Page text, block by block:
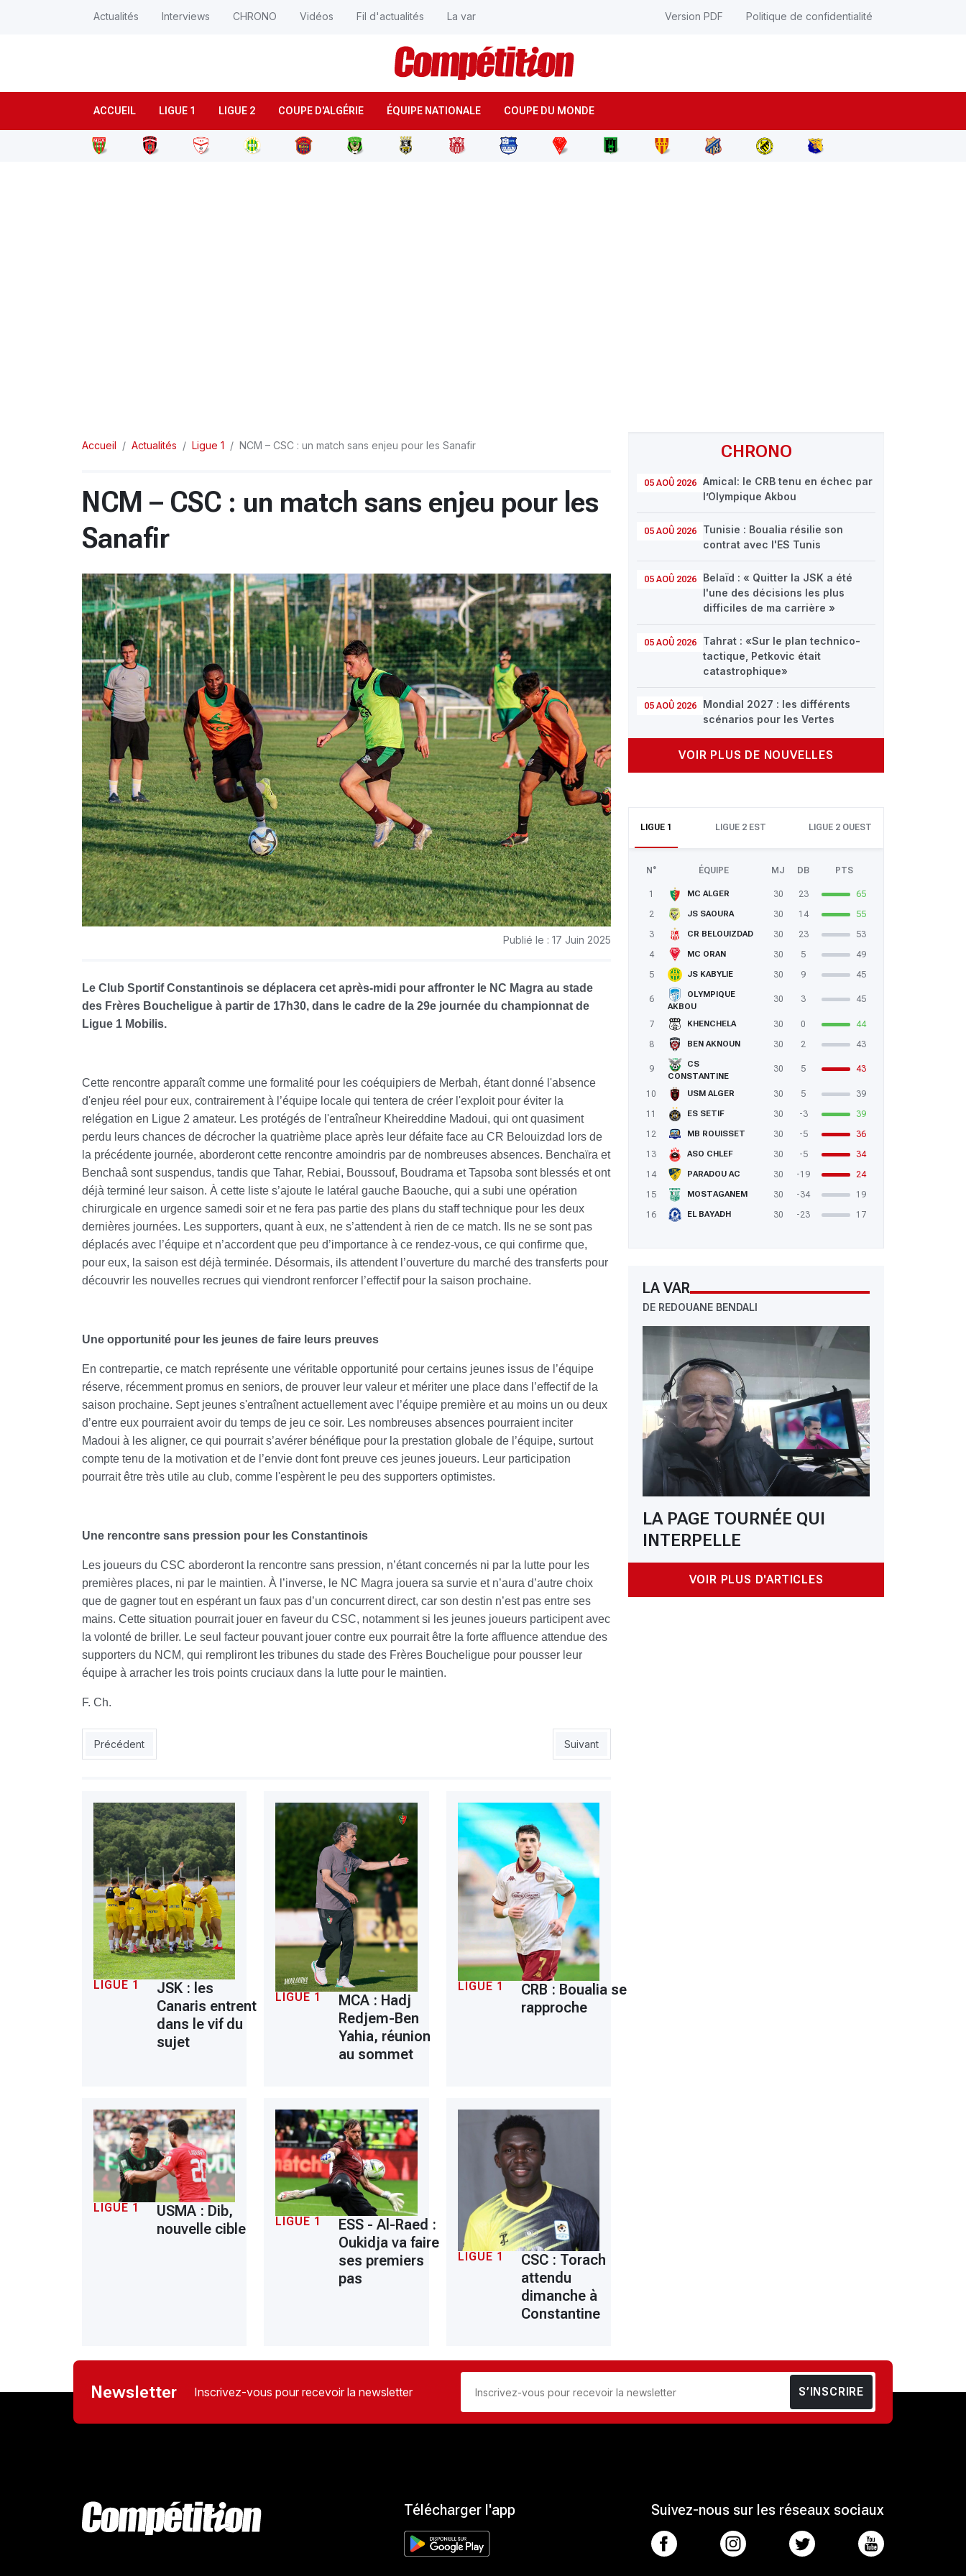
ACCUEIL LIGUE 1 LIGUE 2 COUPE D'ALGÉRIE ÉQUIPE NATIONALE COUPE DU MONDE
Actualités Interviews CHRONO Vidéos Fil d'actualités La var Version PDF Politique de confidentialité
CHRONO
05 AOÛ 2026
Amical: le CRB tenu en échec par
l’Olympique Akbou
05 AOÛ 2026
Tunisie : Boualia résilie son
contrat avec l'ES Tunis
05 AOÛ 2026
Belaïd : « Quitter la JSK a été
l'une des décisions les plus
difficiles de ma carrière »
05 AOÛ 2026
Tahrat : «Sur le plan technico-
tactique, Petkovic était
catastrophique»
05 AOÛ 2026
Mondial 2027 : les différents
scénarios pour les Vertes
VOIR PLUS DE NOUVELLES
LIGUE 1 LIGUE 2 EST LIGUE 2 OUEST
N° ÉQUIPE MJ DB PTS
1 MC ALGER 30 23
65
2
JS SAOURA 30 14
55
3
CR BELOUIZDAD 30 23
53
4
MC ORAN 30 5
49
5
JS KABYLIE 30 9 45
6
OLYMPIQUE
AKBOU
30 3 45
7 KHENCHELA 30 0
44
8
BEN AKNOUN 30 2 43
9
CS
CONSTANTINE
30 5 43
10 USM ALGER 30 5
39
11
ES SETIF 30 -3
39
12
MB ROUISSET 30 -5
36
13
ASO CHLEF 30 -5
34
14
PARADOU AC 30 -19
24
15
MOSTAGANEM 30 -34
19
16
EL BAYADH 30 -23 17
LA VAR
DE REDOUANE BENDALI
LA PAGE TOURNÉE QUI
INTERPELLE
VOIR PLUS D'ARTICLES
Accueil Actualités Ligue 1 NCM – CSC : un match sans enjeu pour les Sanafir
NCM – CSC : un match sans enjeu pour les
Sanafir
Publié le : 17 Juin 2025
Le Club Sportif Constantinois se déplacera cet après-midi pour affronter le NC Magra au stade
des Frères Boucheligue à partir de 17h30, dans le cadre de la 29e journée du championnat de
Ligue 1 Mobilis.
Cette rencontre apparaît comme une formalité pour les coéquipiers de Merbah, étant donné l'absence
d'enjeu réel pour eux, contrairement à l’équipe locale qui tentera de créer l'exploit pour éviter la
relégation en Ligue 2 amateur. Les protégés de l'entraîneur Kheireddine Madoui, qui ont quasiment
perdu leurs chances de décrocher la quatrième place après leur défaite face au CR Belouizdad lors de
la précédente journée, aborderont cette rencontre amoindris par de nombreuses absences. Benchaïra et
Benchaâ sont suspendus, tandis que Tahar, Rebiai, Boussouf, Boudrama et Tapsoba sont blessés et ont
déjà terminé leur saison. À cette liste s’ajoute le latéral gauche Baouche, qui a subi une opération
chirurgicale en urgence samedi soir et ne fera pas partie des plans du staff technique pour les deux
dernières journées. Les supporters, quant à eux, ne s’attendent à rien de ce match. Ils ne se sont pas
déplacés avec l’équipe et n’accordent que peu d’importance à ce rendez-vous, ce qui confirme que,
pour eux, la saison est déjà terminée. Désormais, ils attendent l’ouverture du marché des transferts pour
découvrir les nouvelles recrues qui viendront renforcer l’effectif pour la saison prochaine.
Une opportunité pour les jeunes de faire leurs preuves
En contrepartie, ce match représente une véritable opportunité pour certains jeunes issus de l’équipe
réserve, récemment promus en seniors, de prouver leur valeur et mériter une place dans l’effectif de la
saison prochaine. Sept jeunes s'entraînent actuellement avec l’équipe première et au moins un ou deux
d’entre eux pourraient avoir du temps de jeu ce soir. Les nombreuses absences pourraient inciter
Madoui à les aligner, ce qui pourrait s’avérer bénéfique pour la prestation globale de l’équipe, surtout
compte tenu de la motivation et de l’envie dont font preuve ces jeunes joueurs. Leur participation
pourrait être très utile au club, comme l'espèrent le peu des supporters optimistes.
Une rencontre sans pression pour les Constantinois
Les joueurs du CSC aborderont la rencontre sans pression, n’étant concernés ni par la lutte pour les
premières places, ni par le maintien. À l’inverse, le NC Magra jouera sa survie et n’aura d’autre choix
que de gagner tout en espérant un faux pas d’un concurrent direct, car son destin n’est pas entre ses
mains. Cette situation pourrait jouer en faveur du CSC, notamment si les jeunes joueurs participent avec
la volonté de briller. Le seul facteur pouvant jouer contre eux pourrait être la forte affluence attendue des
supporters du NCM, qui rempliront les tribunes du stade des Frères Boucheligue pour pousser leur
équipe à arracher les trois points cruciaux dans la lutte pour le maintien.
F. Ch.
Article précédent : USMA 1 – ESS 0 : la série noire continue pour Sétif
Précédent Article suivant : CRB-MCO : les Hamraoua avec un esprit revanchard
Suivant
LIGUE 1
JSK : les
Canaris entrent
dans le vif du
sujet
LIGUE 1
MCA : Hadj
Redjem-Ben
Yahia, réunion
au sommet
LIGUE 1
CRB : Boualia se
rapproche
LIGUE 1
USMA : Dib,
nouvelle cible
LIGUE 1
ESS - Al-Raed :
Oukidja va faire
ses premiers
pas
LIGUE 1
CSC : Torach
attendu
dimanche à
Constantine
Newsletter Inscrivez-vous pour recevoir la newsletter S’INSCRIRE
Télécharger l'app Suivez-nous sur les réseaux sociaux